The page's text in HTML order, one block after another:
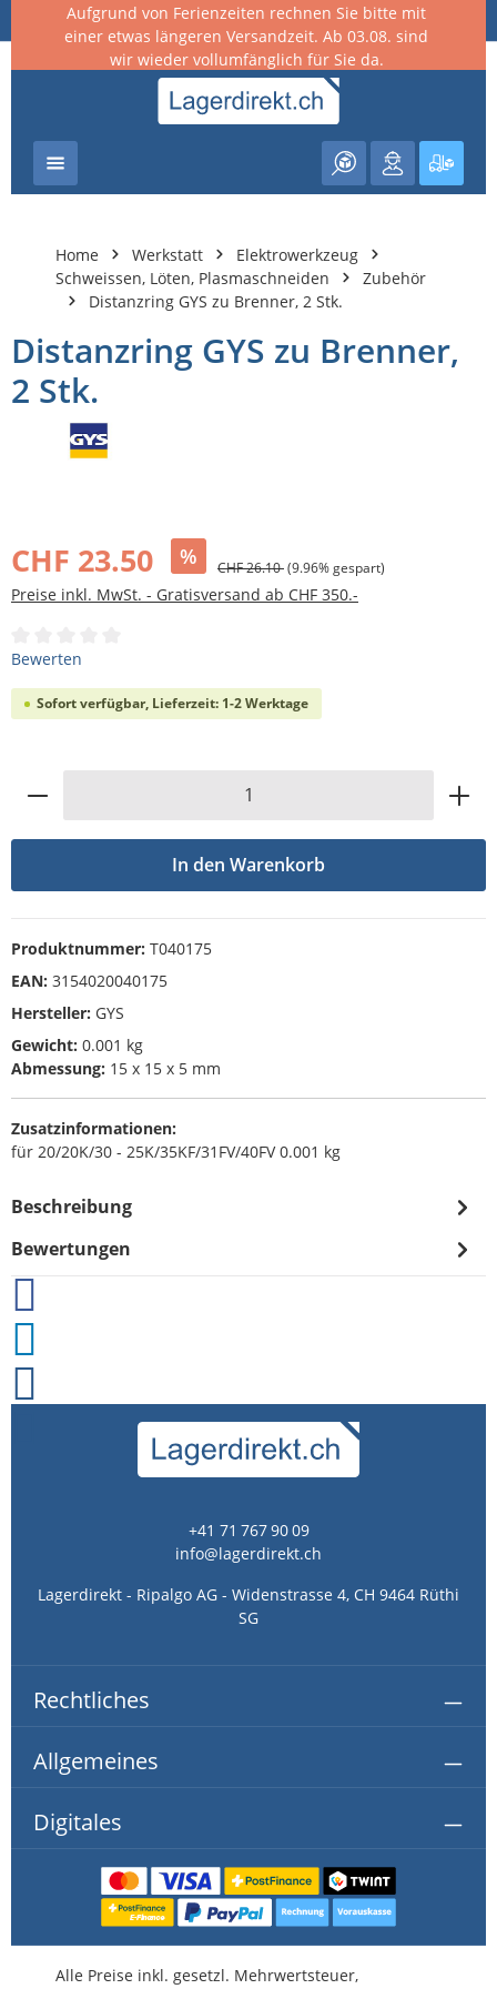
springen
Aufgrund von Ferienzeiten rechnen Sie bitte mit
einer etwas längeren Versandzeit. Ab 03.08. sind
wir wieder vollumfänglich für Sie da.
Home Werkstatt
Elektrowerkzeug
Schweissen, Löten, Plasmaschneiden
Zubehör
Distanzring GYS zu Brenner, 2 Stk.
Distanzring GYS zu Brenner,
2 Stk.
CHF 23.50 % CHF 26.10(9.96% gespart)
Preise inkl. MwSt. - Gratisversand ab CHF 350.-
Durchschnittliche Bewertung von 0 von 5 Sternen
Bewerten
Sofort verfügbar, Lieferzeit: 1-2 Werktage
Produkt Anzahl: Gib den gewünschten
In den Warenkorb
Produktnummer: T040175
EAN: 3154020040175
Hersteller: GYS
Gewicht: 0.001 kg
Abmessung: 15 x 15 x 5 mm
Zusatzinformationen:
für 20/20K/30 - 25K/35KF/31FV/40FV 0.001 kg
Beschreibung
Bewertungen
+41 71 767 90 09
info@lagerdirekt.ch
Lagerdirekt - Ripalgo AG - Widenstrasse 4, CH 9464 Rüthi
SG
Rechtliches
Allgemeines
Digitales
Alle Preise inkl. gesetzl. Mehrwertsteuer,